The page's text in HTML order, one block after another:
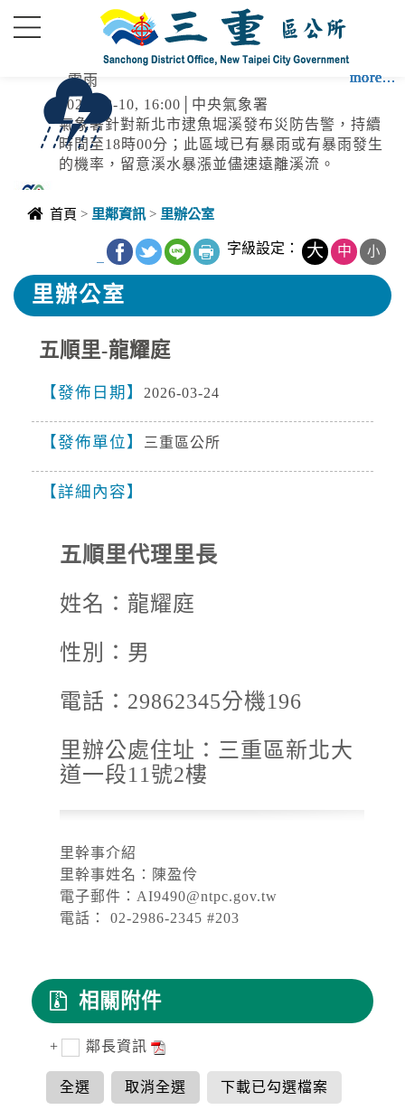
雷雨
2026-08-10, 16:00│中央氣象署
氣象署針對新北市逮魚堀溪發布災防告警，持續
時間至18時00分；此區域已有暴雨或有暴雨發生
的機率，留意溪水暴漲並儘速遠離溪流。
more...
氣象署針對宜蘭縣得子口溪(五峰旗防砂壩),宜蘭
縣梵梵溪(芃芃野溪溫泉),宜蘭縣猴洞坑溪,新北市
三叉坑溪(雙溪清水坑),新北市北勢溪(坪林映像虎
寮區),新北市南勢溪...
more...
2026-08-10, 16:00│中央氣象署
訊息，持續時間至17時30分；有短延時強降雨發
度、雷擊
more...
降雨
2026-08-10, 15:55│中央氣象署
西南風影響及午後對流雲系發展旺盛，易有短延
嘉義山區有局部大雨發生的機率，請注意雷擊及
強陣風，低窪地區請慎防積水，山區請慎防坍
方、落石及溪水暴漲。
more...
水門資訊
2026-08-08, 17:00│新北市政府
颱風來襲，預計於 115 年 8 月 8 日 17 時整執行
並於 18 時整執行橫移門、越堤道及堤外便道封
more...
開放路邊停車
2026-08-08, 17:00│新北市政府
段，包含新店溪流域、大漢溪右岸與左岸、淡水
河流域等處，部分為雙邊開放停車，部分為單
more...
颱風來襲，預計於 115 年 8 月 8 日 17 時整執行
市轄橫移門、越堤道及堤外便道只出不進管制，
並於 18 時整執行橫移門、越堤道及堤外便道封
閉作業；管制範圍為『二重疏...
more...
辦理龍潭給水廠高壓電氣設備檢驗 等三合一工程
more...
首頁 > 里鄰資訊 > 里辦公室
字級設定： 大 中 小
里辦公室
五順里-龍耀庭
發佈日期 2026-03-24
發佈單位 三重區公所
詳細內容
五順里代理里長
姓名：龍耀庭
性別：男
電話：29862345分機196
里辦公處住址：三重區新北大
道一段11號2樓
里幹事介紹
里幹事姓名：陳盈伶
電子郵件：AI9490@ntpc.gov.tw
電話： 02-2986-2345 #203
相關附件
鄰長資訊
全選 取消全選 下載已勾選檔案